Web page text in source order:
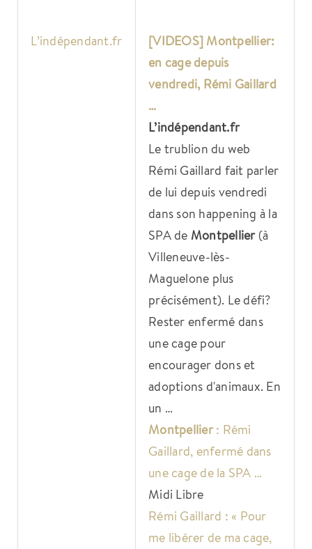
L’indépendant.fr [VIDEOS] Montpellier:
en cage depuis
vendredi, Rémi Gaillard
…
L’indépendant.fr
Le trublion du web
Rémi Gaillard fait parler
de lui depuis vendredi
dans son happening à la
SPA de Montpellier(à
Villeneuve-lès-
Maguelone plus
précisément). Le défi?
Rester enfermé dans
une cage pour
encourager dons et
adoptions d'animaux. En
un …
Montpellier: Rémi
Gaillard, enfermé dans
une cage de la SPA …
Midi Libre
Rémi Gaillard : « Pour
me libérer de ma cage,